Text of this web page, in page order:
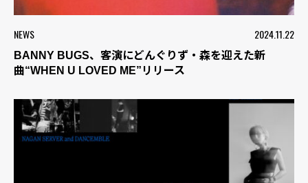
NEWS 2024.11.22
BANNY BUGS、客演にどんぐりず・森を迎えた新
曲“WHEN U LOVED ME”リリース